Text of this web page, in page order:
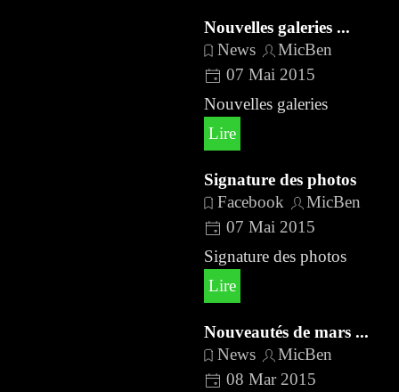
Nouvelles galeries ...
News
MicBen
07 Mai 2015
Nouvelles galeries
Lire
Signature des photos
Facebook
MicBen
07 Mai 2015
Signature des photos
Lire
Nouveautés de mars ...
News
MicBen
08 Mar 2015